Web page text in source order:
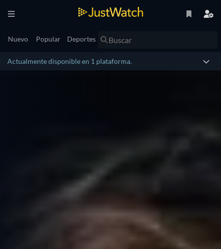
Nuevo Popular Deportes
Actualmente disponible en 1 plataforma.